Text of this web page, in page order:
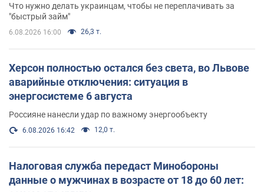
Что нужно делать украинцам, чтобы не переплачивать за
"быстрый займ"
6.08.2026 16:00 26,3 т.
Херсон полностью остался без света, во Львове
аварийные отключения: ситуация в
энергосистеме 6 августа
Россияне нанесли удар по важному энергообъекту
6.08.2026 16:42 12,0 т.
Налоговая служба передаст Минобороны
данные о мужчинах в возрасте от 18 до 60 лет: